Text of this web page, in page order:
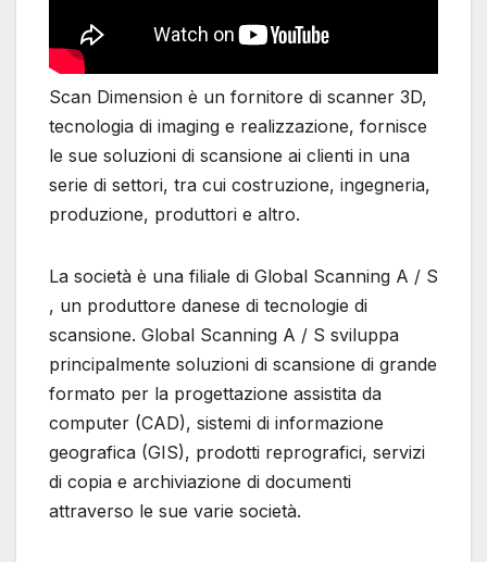
Scan Dimension è un fornitore di scanner 3D,
tecnologia di imaging e realizzazione, fornisce
le sue soluzioni di scansione ai clienti in una
serie di settori, tra cui costruzione, ingegneria,
produzione, produttori e altro.
La società è una filiale di Global Scanning A / S
, un produttore danese di tecnologie di
scansione. Global Scanning A / S sviluppa
principalmente soluzioni di scansione di grande
formato per la progettazione assistita da
computer (CAD), sistemi di informazione
geografica (GIS), prodotti reprografici, servizi
di copia e archiviazione di documenti
attraverso le sue varie società.